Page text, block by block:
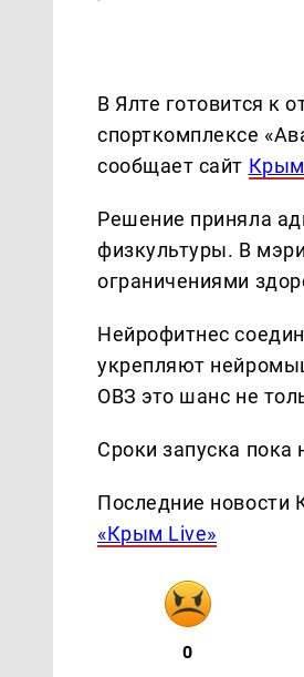
В Ялте готовится к
спорткомплексе
сообщает сайт
Решение приняла
физкультуры. В
ограничениями
Нейрофитнес
укрепляют
ОВЗ это шанс не
Сроки запуска
Последние новости
«Крым Live»
0